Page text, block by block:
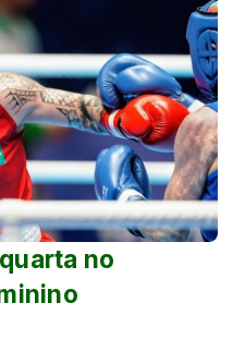
no